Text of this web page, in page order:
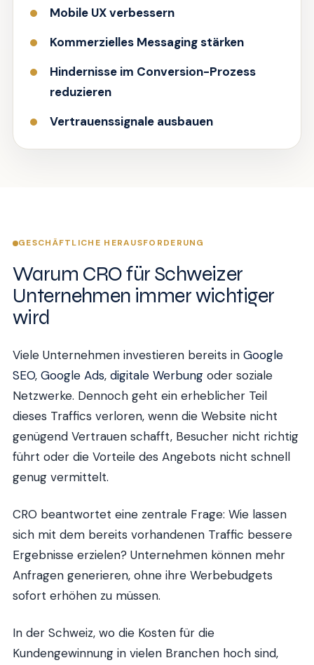
Mobile UX verbessern
Kommerzielles Messaging stärken
Hindernisse im Conversion-Prozess
reduzieren
Vertrauenssignale ausbauen
GESCHÄFTLICHE HERAUSFORDERUNG
Warum CRO für Schweizer
Unternehmen immer wichtiger
wird
Viele Unternehmen investieren bereits in Google
SEO, Google Ads, digitale Werbung oder soziale
Netzwerke. Dennoch geht ein erheblicher Teil
dieses Traffics verloren, wenn die Website nicht
genügend Vertrauen schafft, Besucher nicht richtig
führt oder die Vorteile des Angebots nicht schnell
genug vermittelt.
CRO beantwortet eine zentrale Frage: Wie lassen
sich mit dem bereits vorhandenen Traffic bessere
Ergebnisse erzielen? Unternehmen können mehr
Anfragen generieren, ohne ihre Werbebudgets
sofort erhöhen zu müssen.
In der Schweiz, wo die Kosten für die
Kundengewinnung in vielen Branchen hoch sind,